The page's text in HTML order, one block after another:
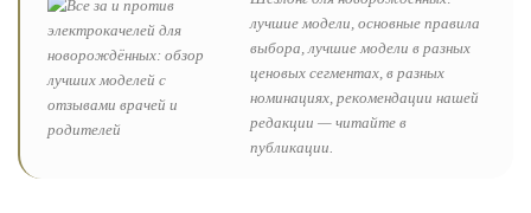
лучшие модели, основные правила
выбора, лучшие модели в разных
ценовых сегментах, в разных
номинациях, рекомендации нашей
редакции — читайте в
публикации.